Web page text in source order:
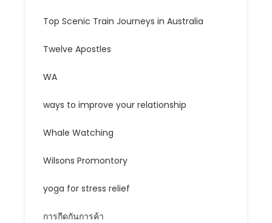
Top Scenic Train Journeys in Australia
Twelve Apostles
WA
ways to improve your relationship
Whale Watching
Wilsons Promontory
yoga for stress relief
การกีดกันการค้า